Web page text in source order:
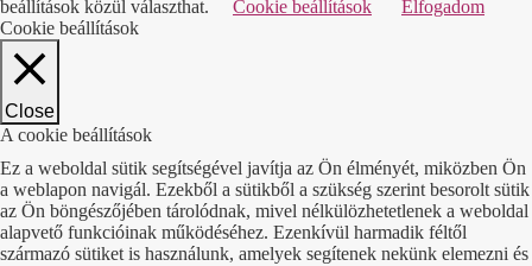
beállítások közül választhat.
Cookie beállítások
Elfogadom
Cookie beállítások
Close
A cookie beállítások
Ez a weboldal sütik segítségével javítja az Ön élményét, miközben Ön
a weblapon navigál. Ezekből a sütikből a szükség szerint besorolt sütik
az Ön böngészőjében tárolódnak, mivel nélkülözhetetlenek a weboldal
alapvető funkcióinak működéséhez. Ezenkívül harmadik féltől
származó sütiket is használunk, amelyek segítenek nekünk elemezni és